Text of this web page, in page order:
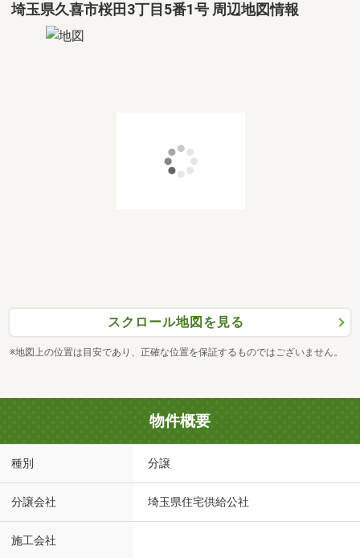
埼玉県久喜市桜田3丁目5番1号 周辺地図情報
スクロール地図を見る
※地図上の位置は目安であり、正確な位置を保証するものではございません。
物件概要
種別 分譲
分譲会社 埼玉県住宅供給公社
施工会社